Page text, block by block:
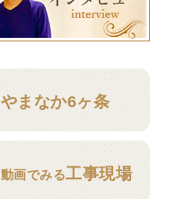
やまなか6ヶ条
動画でみる工事現場